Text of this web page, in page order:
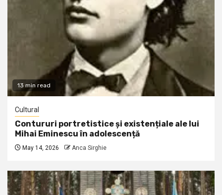
13 min read
Cultural
Contururi portretistice și existențiale ale lui
Mihai Eminescu în adolescență
May 14, 2026 Anca Sirghie